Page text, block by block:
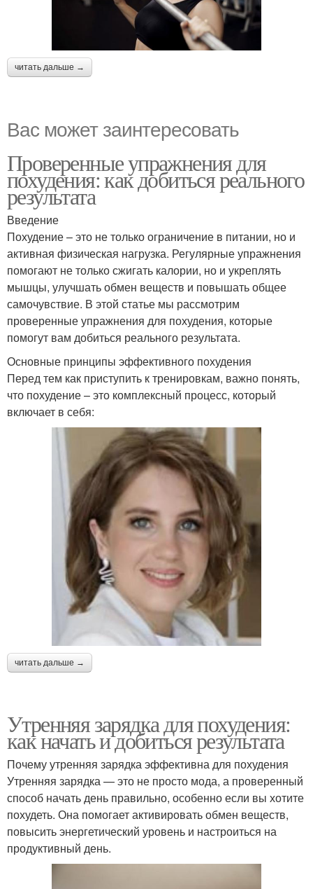
читать дальше →
Вас может заинтересовать
Проверенные упражнения для
похудения: как добиться реального
результата
Введение
Похудение – это не только ограничение в питании, но и
активная физическая нагрузка. Регулярные упражнения
помогают не только сжигать калории, но и укреплять
мышцы, улучшать обмен веществ и повышать общее
самочувствие. В этой статье мы рассмотрим
проверенные упражнения для похудения, которые
помогут вам добиться реального результата.
Основные принципы эффективного похудения
Перед тем как приступить к тренировкам, важно понять,
что похудение – это комплексный процесс, который
включает в себя:
читать дальше →
Утренняя зарядка для похудения:
как начать и добиться результата
Почему утренняя зарядка эффективна для похудения
Утренняя зарядка — это не просто мода, а проверенный
способ начать день правильно, особенно если вы хотите
похудеть. Она помогает активировать обмен веществ,
повысить энергетический уровень и настроиться на
продуктивный день.